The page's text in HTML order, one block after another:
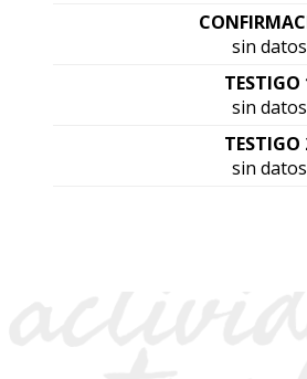
sin datos
TESTIGO
sin datos
TESTIGO
sin datos